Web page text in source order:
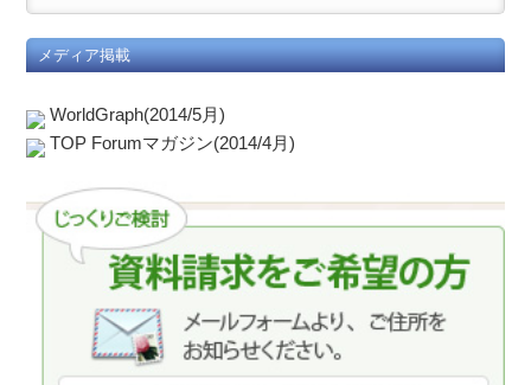
メディア掲載
WorldGraph(2014/5月)
TOP Forumマガジン(2014/4月)